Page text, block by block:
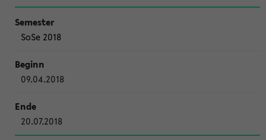
SoSe 2018
09.04.2018
20.07.2018